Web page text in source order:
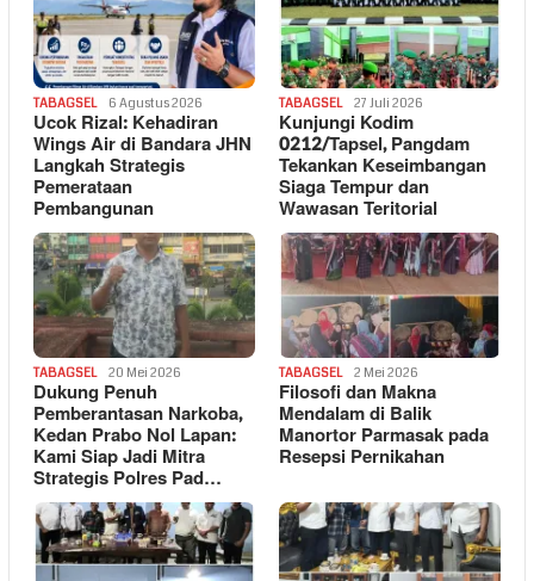
TABAGSEL 6 Agustus 2026
Ucok Rizal: Kehadiran
Wings Air di Bandara JHN
Langkah Strategis
Pemerataan
Pembangunan
TABAGSEL 27 Juli 2026
Kunjungi Kodim
0212/Tapsel, Pangdam
Tekankan Keseimbangan
Siaga Tempur dan
Wawasan Teritorial
TABAGSEL 20 Mei 2026
Dukung Penuh
Pemberantasan Narkoba,
Kedan Prabo Nol Lapan:
Kami Siap Jadi Mitra
Strategis Polres Pad…
TABAGSEL 2 Mei 2026
Filosofi dan Makna
Mendalam di Balik
Manortor Parmasak pada
Resepsi Pernikahan